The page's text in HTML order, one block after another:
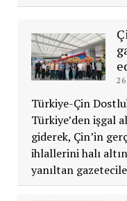
Türkiye-Çin
Türkiye’den işgal
giderek, Çin’in
ihlallerini halı
yanıltan